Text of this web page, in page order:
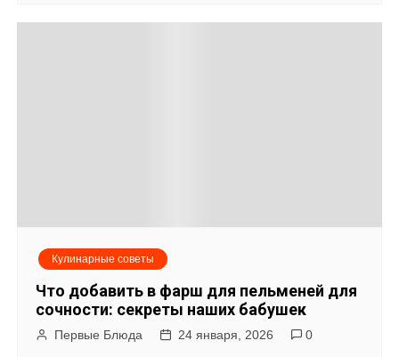
Кулинарные советы
Что добавить в фарш для пельменей для
сочности: секреты наших бабушек
Первые Блюда 24 января, 2026 0